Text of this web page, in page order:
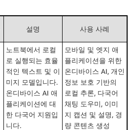
설명 사용 사례
노트북에서 로컬
로 실행되는 효율
적인 텍스트 및 이
미지 모델입니다.
온디바이스 AI 애
플리케이션에 대
한 다국어 지원입
니다.
모바일 및 엣지 애
플리케이션을 위한
온디바이스 AI, 개인
정보 보호 기반의
로컬 추론, 다국어
채팅 도우미, 이미
지 캡션 및 설명, 경
량 콘텐츠 생성